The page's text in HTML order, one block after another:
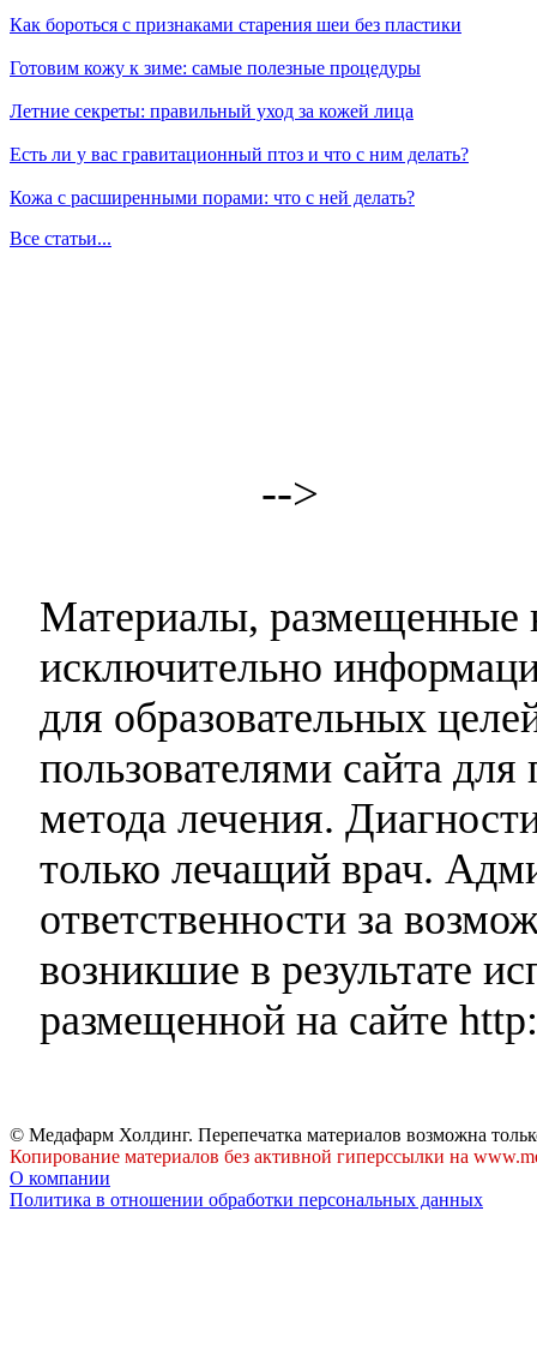
Как бороться с признаками старения шеи без пластики
Готовим кожу к зиме: самые полезные процедуры
Летние секреты: правильный уход за кожей лица
Есть ли у вас гравитационный птоз и что с ним делать?
Кожа с расширенными порами: что с ней делать?
Все статьи...
-->
Материалы, размещенные
исключительно
для образовательных
пользователями сайта
метода лечения.
только лечащий врач.
ответственности за
возникшие в результате
размещенной на сайте
© Медафарм Холдинг. Перепечатка материалов возможна
Копирование материалов без активной гиперссылки на
О компании
Политика в отношении обработки персональных данных